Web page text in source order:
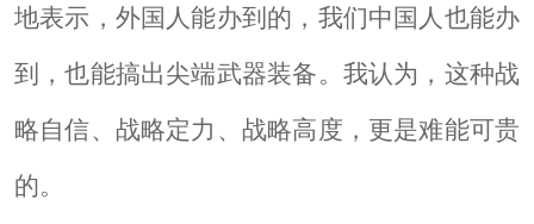
地表示， 外国人能办到的，我们中国人也能办
到，也能搞出尖端武器装备。我认为，这种战
略自信、战略定力、战略高度，更是难能可贵
的。